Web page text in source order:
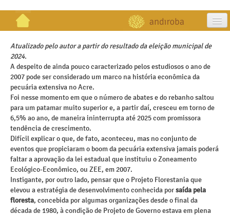
artigos
projetos
publicações
galeria
contato
Atualizado pelo autor a partir do resultado da eleição municipal de
2024.
A despeito de ainda pouco caracterizado pelos estudiosos o ano de
2007 pode ser considerado um marco na história econômica da
pecuária extensiva no Acre.
Foi nesse momento em que o número de abates e do rebanho saltou
para um patamar muito superior e, a partir daí, cresceu em torno de
6,5% ao ano, de maneira ininterrupta até 2025 com promissora
tendência de crescimento.
Difícil explicar o que, de fato, aconteceu, mas no conjunto de
eventos que propiciaram o boom da pecuária extensiva jamais poderá
faltar a aprovação da lei estadual que instituiu o Zoneamento
Ecológico-Econômico, ou ZEE, em 2007.
Instigante, por outro lado, pensar que o Projeto Florestania que
elevou a estratégia de desenvolvimento conhecida porsaída pela
floresta, concebida por algumas organizações desde o final da
década de 1980, à condição de Projeto de Governo estava em plena